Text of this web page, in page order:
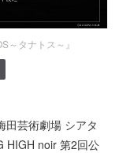
～タナトス～』
田芸術劇場 シアタ
HIGH noir 第2回公